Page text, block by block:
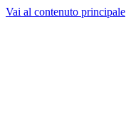
Vai al contenuto principale